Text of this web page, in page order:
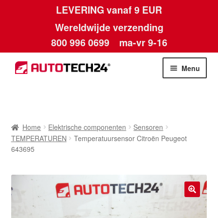
LEVERING vanaf 9 EUR
Wereldwijde verzending
800 996 0699 ma-vr 9-16
Ga
door
Ga
naar
Menu
Algemene voorwaarden
Betalingen
Contact
Home Elektrische componenten
Sensoren
TEMPERATUREN
Temperatuursensor Citroën Peugeot
643695